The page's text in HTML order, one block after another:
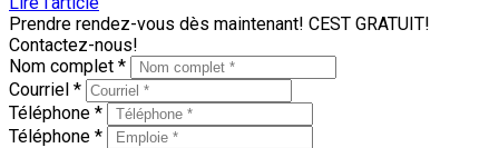
Prendre rendez-vous dès maintenant! CEST GRATUIT!
Contactez-nous!
Nom complet *
Courriel *
Téléphone *
Téléphone *